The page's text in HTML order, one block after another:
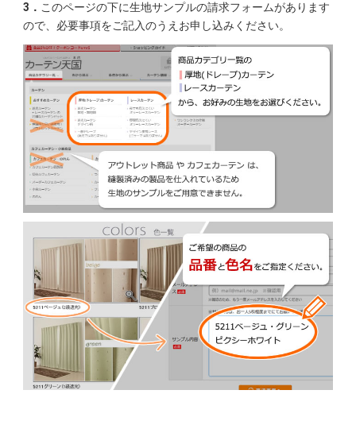
3． このページの下に生地サンプルの請求フォームがあります
ので、必要事項をご記入のうえお申し込みください。